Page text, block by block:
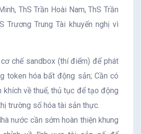
ThS Trần Hoài Nam, ThS Trần
Trương Trung Tài khuyến nghị vì
chế sandbox (thí điểm) để phát
token hóa bất động sản; Cần có
khích về thuế, thủ tục để tạo động
trường số hóa tài sản thực.
nước cần sớm hoàn thiện khung